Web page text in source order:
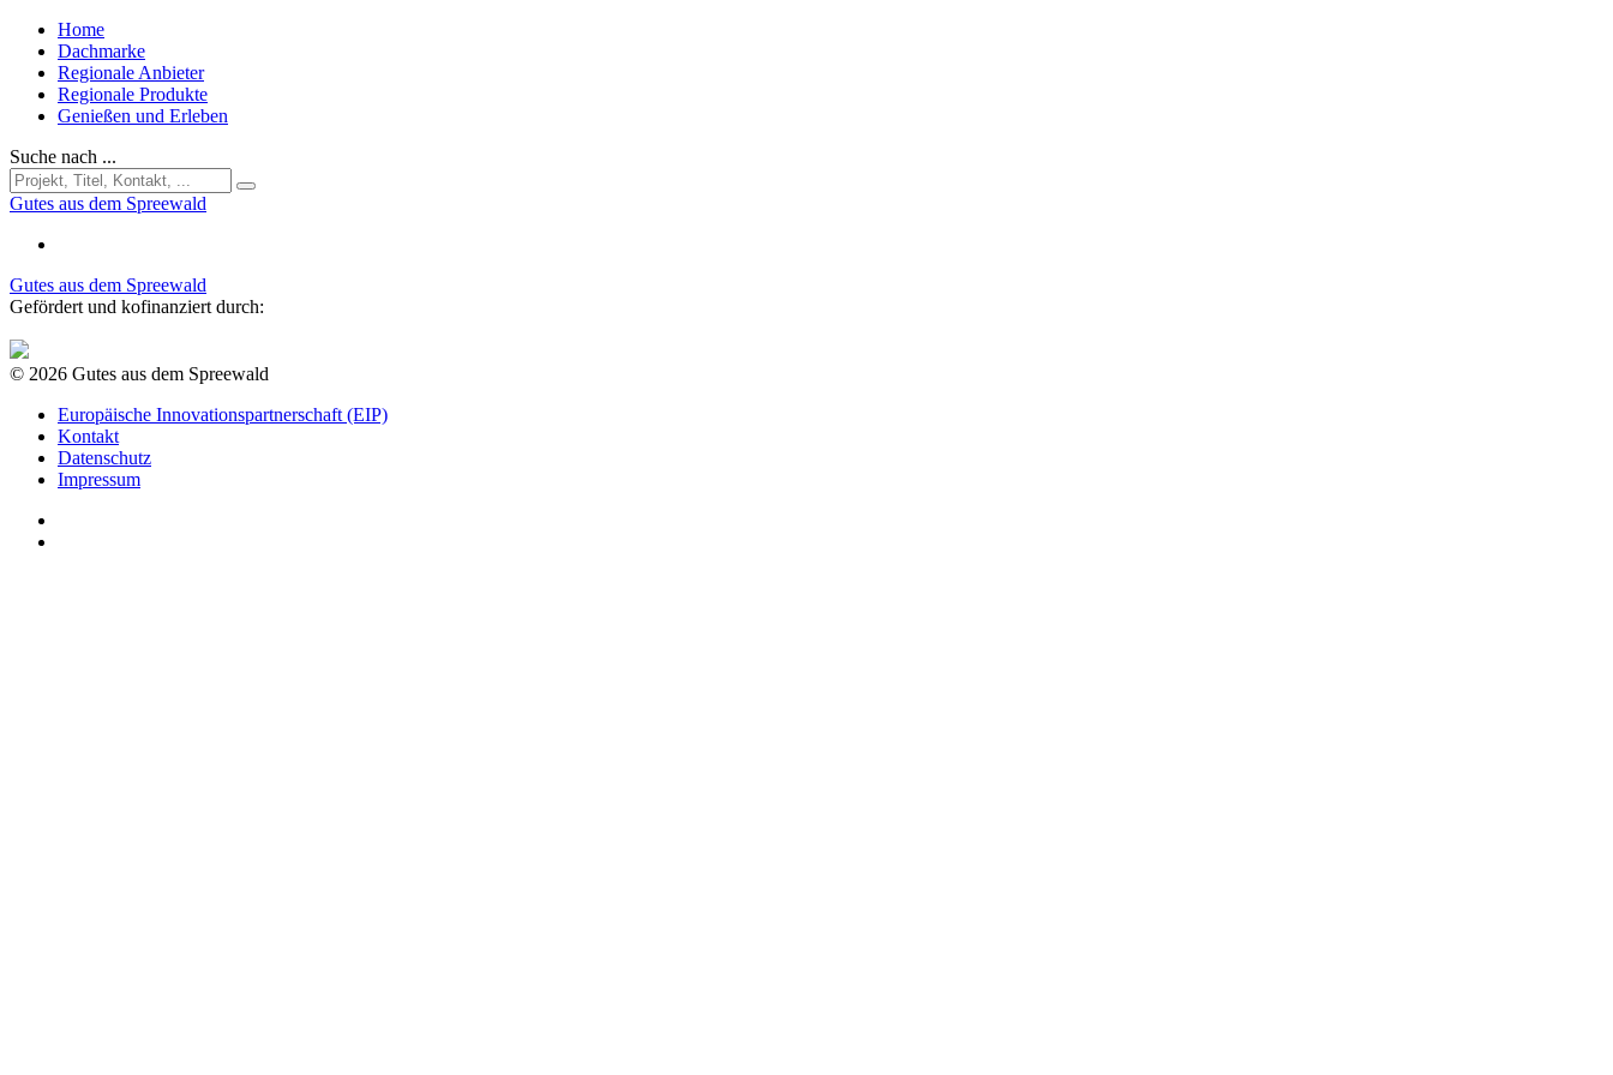
Home
Dachmarke
Regionale Anbieter
Regionale Produkte
Genießen und Erleben
Suche nach ...
Gutes aus dem Spreewald
Gutes aus dem Spreewald
Gefördert und kofinanziert durch:
© 2026 Gutes aus dem Spreewald
Europäische Innovationspartnerschaft (EIP)
Kontakt
Datenschutz
Impressum